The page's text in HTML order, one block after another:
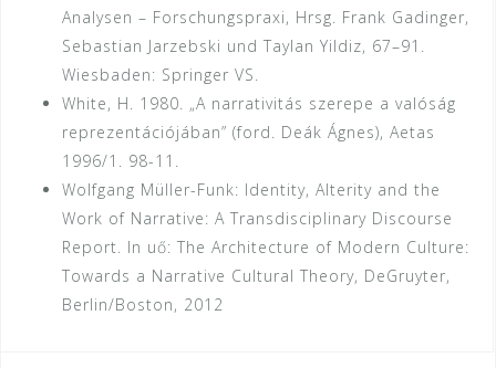
Analysen – Forschungspraxi, Hrsg. Frank Gadinger,
Sebastian Jarzebski und Taylan Yildiz, 67–91.
Wiesbaden: Springer VS.
White, H. 1980. „A narrativitás szerepe a valóság
reprezentációjában” (ford. Deák Ágnes), Aetas
1996/1. 98-11.
Wolfgang Müller-Funk: Identity, Alterity and the
Work of Narrative: A Transdisciplinary Discourse
Report. In uő: The Architecture of Modern Culture:
Towards a Narrative Cultural Theory, DeGruyter,
Berlin/Boston, 2012